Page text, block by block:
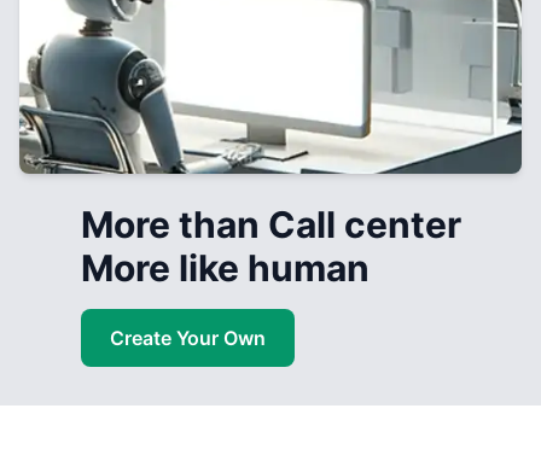
More than Call center
More like human
Create Your Own